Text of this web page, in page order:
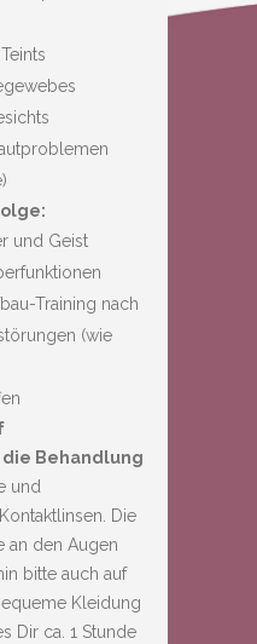
und Geist
Training nach
(wie
Behandlung
und
Die
an den Augen
bitte auch auf
Kleidung
Dir ca. 1 Stunde